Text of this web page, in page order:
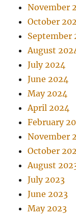
November
October
September
August
July 2024
June 2024
May 2024
April 2024
February
November
October
August
July 2023
June 2023
May 2023